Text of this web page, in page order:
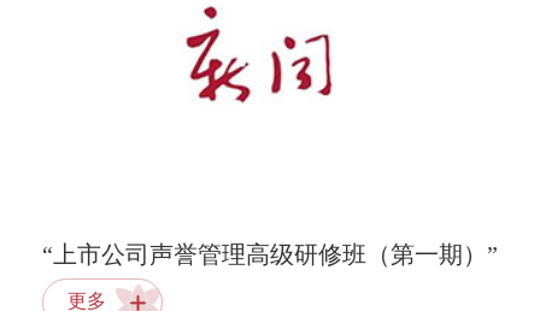
“上市公司声誉管理高级研修班（第一期）”
圆满结业
更多